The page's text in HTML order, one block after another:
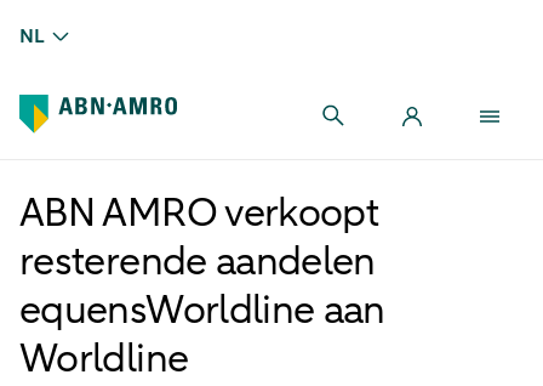
NL
ABN AMRO verkoopt
resterende aandelen
equensWorldline aan
Worldline